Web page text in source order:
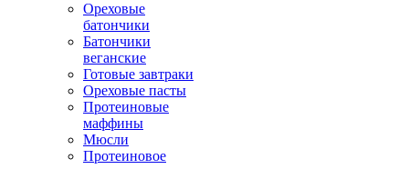
Ореховые
батончики
Батончики
веганские
Готовые завтраки
Ореховые пасты
Протеиновые
маффины
Мюсли
Протеиновое